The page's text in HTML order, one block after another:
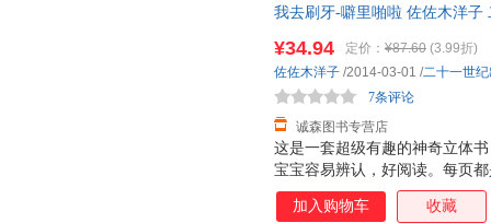
小插页，图案可以根据翻和不
次重复着生活场景，加强宝宝
能力 2. 建立宝宝良好的行为习
我去刷牙-噼里啪啦 佐佐木洋子
这是一套超级有趣的神奇立体
宝宝容易辨认，好阅读。每页
张诱人，而且采用了一些局部
面，让人看到图画内部的东西
¥34.94 定价： ¥87.60 (3.99折)
诚森图书专营店
7条评论
佐佐木洋子 /2014-03-01 /二十一世
加入购物车 收藏